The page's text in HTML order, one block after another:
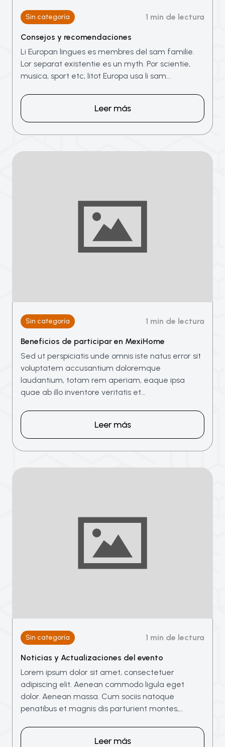
Sin categoría 1 min de lectura
Consejos y recomendaciones
Li Europan lingues es membres del sam familie.
Lor separat existentie es un myth. Por scientie,
musica, sport etc, litot Europa usa li sam…
Leer más
Sin categoría 1 min de lectura
Beneficios de participar en MexiHome
Sed ut perspiciatis unde omnis iste natus error sit
voluptatem accusantium doloremque
laudantium, totam rem aperiam, eaque ipsa
quae ab illo inventore veritatis et…
Leer más
Sin categoría 1 min de lectura
Noticias y Actualizaciones del evento
Lorem ipsum dolor sit amet, consectetuer
adipiscing elit. Aenean commodo ligula eget
dolor. Aenean massa. Cum sociis natoque
penatibus et magnis dis parturient montes,…
Leer más